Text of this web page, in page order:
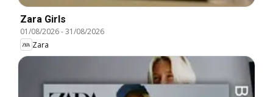
Zara Girls
01/08/2026-31/08/2026
Zara